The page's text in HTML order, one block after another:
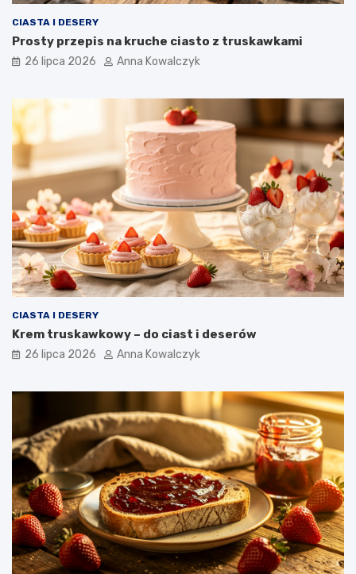
CIASTA I DESERY
Prosty przepis na kruche ciasto z truskawkami
26 lipca 2026 Anna Kowalczyk
CIASTA I DESERY
Krem truskawkowy – do ciast i deserów
26 lipca 2026 Anna Kowalczyk